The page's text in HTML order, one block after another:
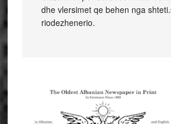
dhe vlersimet qe behen nga
riodezhenerio.